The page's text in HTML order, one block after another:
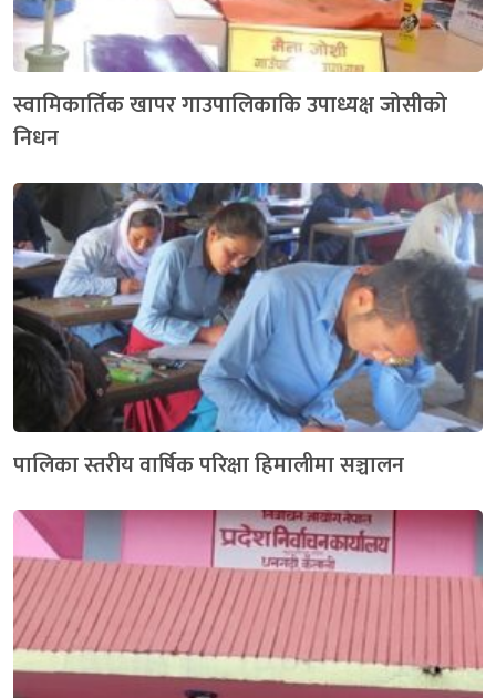
स्वामिकार्तिक खापर गाउपालिकाकि उपाध्यक्ष जोसीको
निधन
पालिका स्तरीय वार्षिक परिक्षा हिमालीमा सञ्चालन